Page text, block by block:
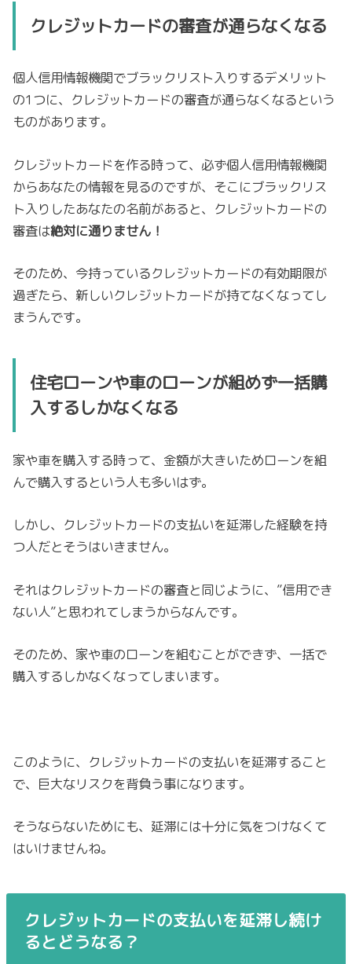
クレジットカードの審査が通らなくなる
個人信用情報機関でブラックリスト入りするデメリット
の1つに、クレジットカードの審査が通らなくなるという
ものがあります。
クレジットカードを作る時って、必ず個人信用情報機関
からあなたの情報を見るのですが、そこにブラックリス
ト入りしたあなたの名前があると、クレジットカードの
審査は絶対に通りません！
そのため、今持っているクレジットカードの有効期限が
過ぎたら、新しいクレジットカードが持てなくなってし
まうんです。
住宅ローンや車のローンが組めず一括購
入するしかなくなる
家や車を購入する時って、金額が大きいためローンを組
んで購入するという人も多いはず。
しかし、クレジットカードの支払いを延滞した経験を持
つ人だとそうはいきません。
それはクレジットカードの審査と同じように、”信用でき
ない人”と思われてしまうからなんです。
そのため、家や車のローンを組むことができず、一括で
購入するしかなくなってしまいます。
このように、クレジットカードの支払いを延滞すること
で、巨大なリスクを背負う事になります。
そうならないためにも、延滞には十分に気をつけなくて
はいけませんね。
クレジットカードの支払いを延滞し続け
るとどうなる？